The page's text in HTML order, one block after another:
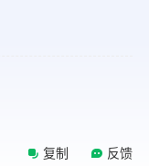
复制 反馈